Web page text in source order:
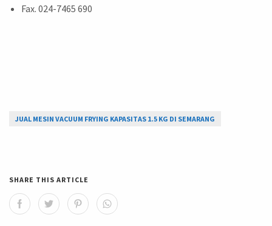
Fax. 024-7465 690
JUAL MESIN VACUUM FRYING KAPASITAS 1.5 KG DI SEMARANG
SHARE THIS ARTICLE